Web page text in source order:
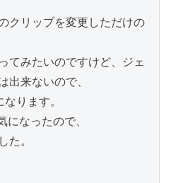
クリップを変更しただけの
てみたいのですけど、ジェ
出来ないので、
ります。
なったので、
た。